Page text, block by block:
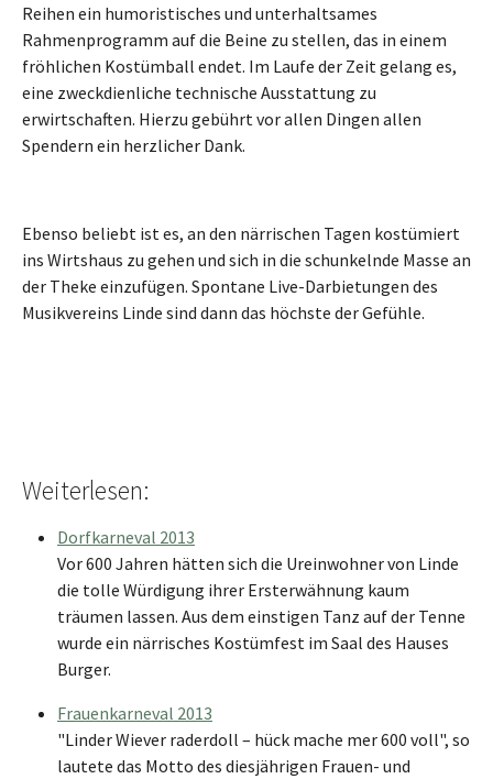
Reihen ein humoristisches und unterhaltsames
Rahmenprogramm auf die Beine zu stellen, das in einem
fröhlichen Kostümball endet. Im Laufe der Zeit gelang es,
eine zweckdienliche technische Ausstattung zu
erwirtschaften. Hierzu gebührt vor allen Dingen allen
Spendern ein herzlicher Dank.
Ebenso beliebt ist es, an den närrischen Tagen kostümiert
ins Wirtshaus zu gehen und sich in die schunkelnde Masse an
der Theke einzufügen. Spontane Live-Darbietungen des
Musikvereins Linde sind dann das höchste der Gefühle.
Weiterlesen:
Dorfkarneval 2013
Vor 600 Jahren hätten sich die Ureinwohner von Linde
die tolle Würdigung ihrer Ersterwähnung kaum
träumen lassen. Aus dem einstigen Tanz auf der Tenne
wurde ein närrisches Kostümfest im Saal des Hauses
Burger.
Frauenkarneval 2013
"Linder Wiever raderdoll – hück mache mer 600 voll", so
lautete das Motto des diesjährigen Frauen- und